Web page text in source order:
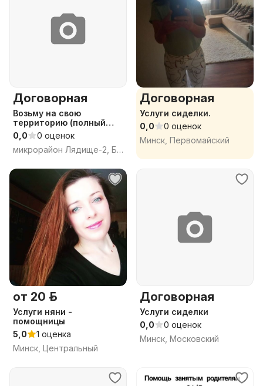
Договорная
Возьму на свою
территорию (полный
уход)
0,0
0 оценок
микрорайон Лядище-2, Борисов, Борисовский район, Минская область
Договорная
Услуги сиделки.
0,0
0 оценок
Минск, Первомайский
от 20 р.
Услуги няни -
помощницы
5,0
1 оценка
Минск, Центральный
Договорная
Услуги сиделки
0,0
0 оценок
Минск, Московский